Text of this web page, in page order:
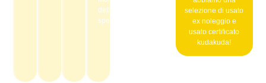
selezione di usato
ex noleggio e
usato certificato
kudakuda!
della
spedizione.